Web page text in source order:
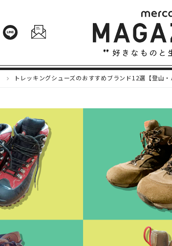
トレッキングシューズのおすすめブランド12選【登山